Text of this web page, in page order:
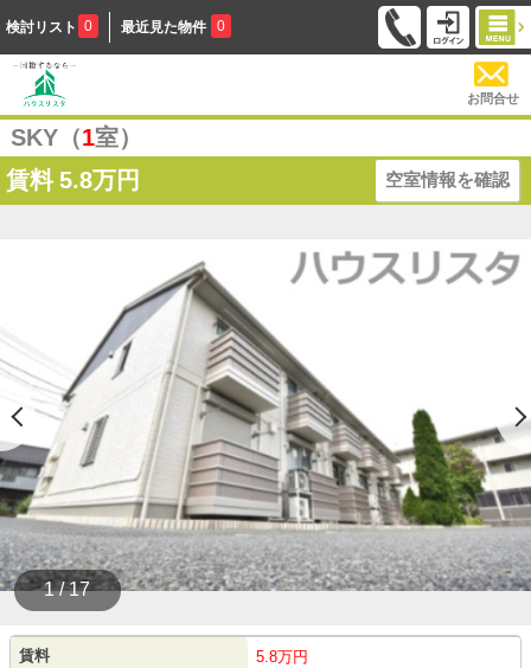
検討リスト 0 最近見た物件 0
お問合せ
SKY（1室）
賃料 5.8万円 空室情報を確認
1 / 17
賃料 5.8万円